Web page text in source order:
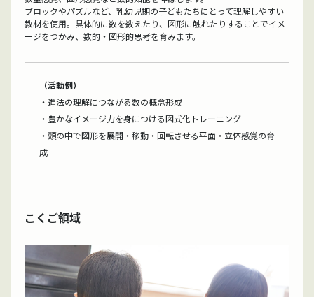
ブロックやパズルなど、乳幼児期の子どもたちにとって理解しやすい
教材を使用。具体的に数を数えたり、図形に触れたりすることでイメ
ージをつかみ、数的・図形的思考を育みます。
（活動例）
・進法の理解につながる数の概念形成
・豊かなイメージ力を身につける図式化トレーニング
・頭の中で図形を展開・移動・回転させる平面・立体感覚の育
成
こくご領域